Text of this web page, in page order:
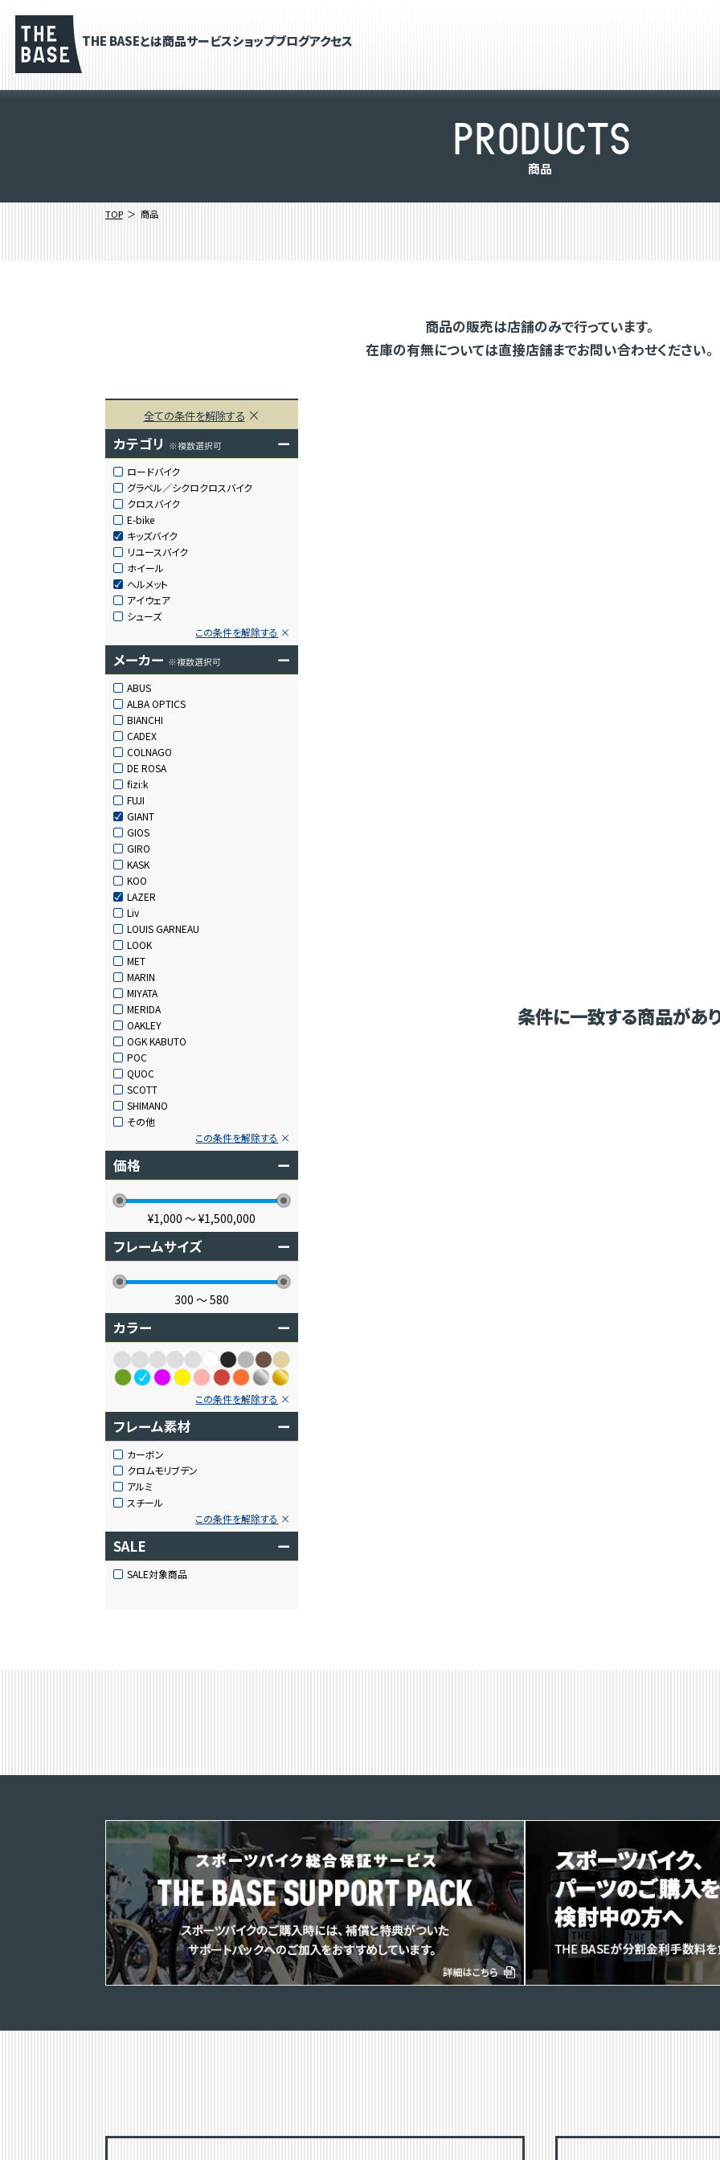
THE BASEとは商品サービスショップブログアクセス
PRODUCTS
商品
TOP 商品
商品の販売は店舗のみで行っています。
在庫の有無については直接店舗までお問い合わせください。
全ての条件を解除する
カテゴリ ※複数選択可 ー
ロードバイク
グラベル／シクロクロスバイク
クロスバイク
E-bike
キッズバイク
リユースバイク
ホイール
ヘルメット
アイウェア
シューズ
この条件を解除する
メーカー ※複数選択可 ー
ABUS
ALBA OPTICS
BIANCHI
CADEX
COLNAGO
DE ROSA
fizi:k
FUJI
GIANT
GIOS
GIRO
KASK
KOO
LAZER
Liv
LOUIS GARNEAU
LOOK
MET
MARIN
MIYATA
MERIDA
OAKLEY
OGK KABUTO
POC
QUOC
SCOTT
SHIMANO
その他
この条件を解除する
価格 ー
¥1,000 〜¥1,500,000
フレームサイズ ー
300 〜580
カラー ー
この条件を解除する
フレーム素材 ー
カーボン
クロムモリブデン
アルミ
スチール
この条件を解除する
SALE ー
SALE対象商品
条件に一致する商品があ